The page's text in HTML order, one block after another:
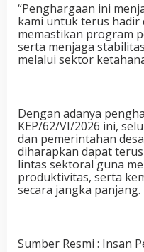
“Penghargaan ini
kami untuk terus hadir
memastikan program
serta menjaga
melalui sektor
Dengan adanya
KEP/62/VI/2026 ini,
dan pemerintahan
diharapkan dapat
lintas sektoral guna
produktivitas, serta
secara jangka panjang.
Sumber Resmi : Insan